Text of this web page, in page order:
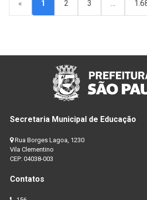
« 1 2 3 …
Secretaria Municipal de Educação
Rua Borges Lagoa, 1230
Vila Clementino
CEP: 04038-003
Contatos